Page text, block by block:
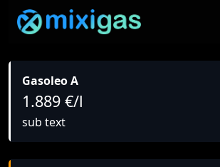
Gasoleo A
1.889 €/l
sub text